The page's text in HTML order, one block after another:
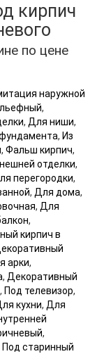
кирпич
по цене
наружной
,
, Для ниши,
, Из
, Фальш кирпич,
отделки,
перегородки,
, Для дома,
, Для
,
кирпич в
арки,
, Декоративный
, Под телевизор,
кухни, Для
,
Под старинный